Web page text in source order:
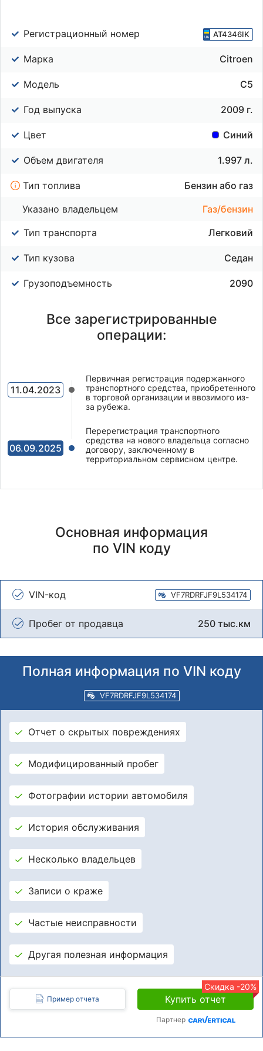
Регистрационный номер AT4346IK
Марка Citroen
Модель C5
Год выпуска 2009 г.
Цвет Синий
Объем двигателя 1.997 л.
Тип топлива
Бензин або газ
Указано владельцем
Газ/бензин
Тип транспорта
Легковий
Тип кузова Седан
Грузоподъемность 2090
Все зарегистрированные
операции:
11.04.2023
Первичная регистрация подержанного
транспортного средства, приобретенного
в торговой организации и ввозимого из-
за рубежа.
06.09.2025
Перерегистрация транспортного
средства на нового владельца согласно
договору, заключенному в
территориальном сервисном центре.
Основная информация
по VIN коду
VIN-код VF7RDRFJF9L534174
Пробег от продавца 250 тыс.км
Полная информация по VIN коду
VF7RDRFJF9L534174
Отчет о скрытых повреждениях
Модифицированный пробег
Фотографии истории автомобиля
История обслуживания
Несколько владельцев
Записи о краже
Частые неисправности
Другая полезная информация
Пример отчета
Скидка -20%
Купить отчет
Партнер